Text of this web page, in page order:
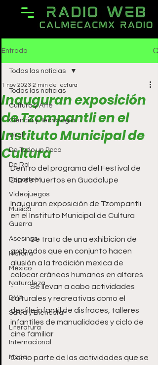
Entrada
Todas las noticias
Cultura y Arte
Ciencia y Tecnología
Viral
De Todo un Poco
De Rol
Deportes
Videojuegos
Música
Guerra
Asesinos
Historia
México
Naturaleza
DMA
Salud y Bienestar
Literatura
Internacional
Moda
Todas las noticias
Inauguran exposición
de Tzompantli en el
Instituto Municipal de
Cultura
1 nov 2023 2 min de lectura
Dentro del programa del Festival de
Día de Muertos en Guadalupe
Inauguran exposición de Tzompantli
en el Instituto Municipal de Cultura
-	Se trata de una exhibición de
grabados que en conjunto hacen
alusión a la tradición mexica de
colocar cráneos humanos en altares
-	Se llevan a cabo actividades
culturales y recreativas como el
desfile infantil de disfraces, talleres
infantiles de manualidades y ciclo de
cine familiar
Como parte de las actividades que se